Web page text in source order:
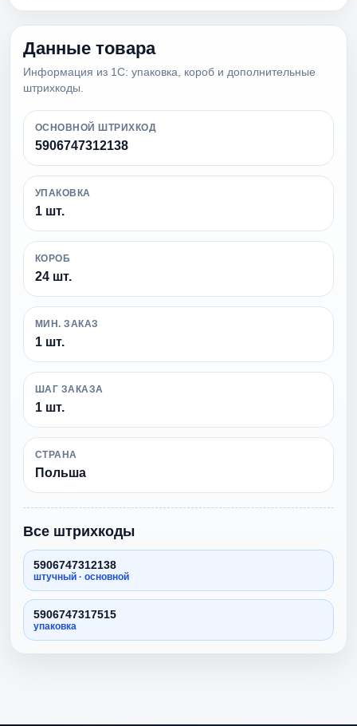
Данные товара
Информация из 1С: упаковка, короб и дополнительные
штрихкоды.
ОСНОВНОЙ ШТРИХКОД
5906747312138
УПАКОВКА
1 шт.
КОРОБ
24 шт.
МИН. ЗАКАЗ
1 шт.
ШАГ ЗАКАЗА
1 шт.
СТРАНА
Польша
Все штрихкоды
5906747312138
штучный · основной
5906747317515
упаковка